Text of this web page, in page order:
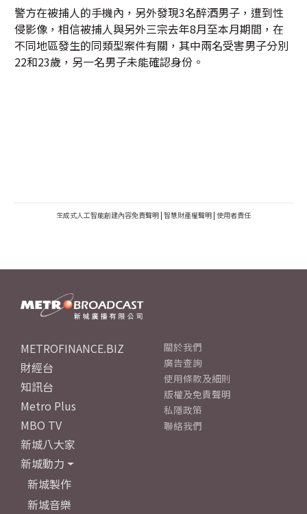
警方在被捕人的手機內，另外發現3名醉酒男子，遭到性
侵影像，相信被捕人與另外三宗去年8月至本月期間，在
不同地區發生的同類型案件有關，其中兩名受害男子分別
22和23歲，另一名男子未能確認身份。
生成式人工智能創建內容免責聲明 | 智慧財產權聲明 | 使用者責任
METROFINANCE.BIZ
財經台
知訊台
Metro Plus
MBO TV
新城八大家
新城動力
新城製作
新城音樂
關於我們
廣告查詢
使用條款及細則
版權及免責聲明
私隱政策
聯絡我們